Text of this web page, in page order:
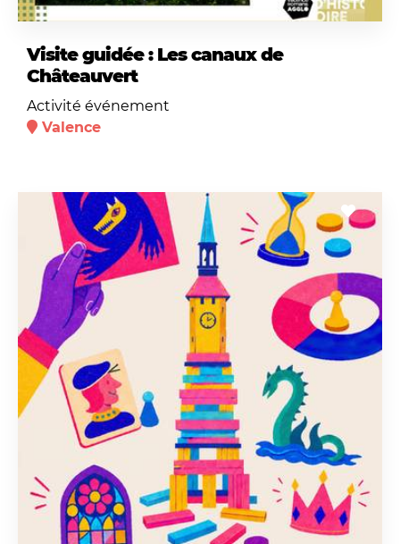
Visite guidée : Les canaux de
Châteauvert
Activité événement
Valence